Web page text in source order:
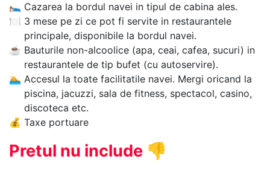
🛌 Cazarea la bordul navei in tipul de cabina ales.
🍽 3 mese pe zi ce pot fi servite in restaurantele
principale, disponibile la bordul navei.
☕ Bauturile non-alcoolice (apa, ceai, cafea, sucuri) in
restaurantele de tip bufet (cu autoservire).
🏊‍ Accesul la toate facilitatile navei. Mergi oricand la
piscina, jacuzzi, sala de fitness, spectacol, casino,
discoteca etc.
💰 Taxe portuare
Pretul nu include 👎